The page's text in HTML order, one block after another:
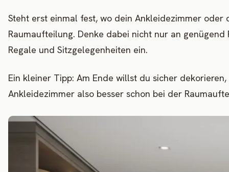
Steht erst einmal fest, wo dein Ankleidezimmer
Raumaufteilung. Denke dabei nicht nur an
Regale und Sitzgelegenheiten ein.
Ein kleiner Tipp: Am Ende willst du sicher
Ankleidezimmer also besser schon bei der